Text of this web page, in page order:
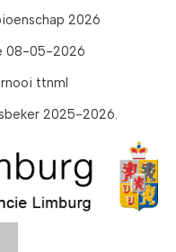
2026
08-05-2026
ttnml
2025-2026.